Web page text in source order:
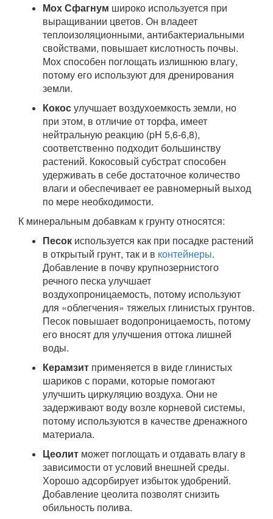
Мох Сфагнум широко используется при
выращивании цветов. Он владеет
теплоизоляционными, антибактериальными
свойствами, повышает кислотность почвы.
Мох способен поглощать излишнюю влагу,
потому его используют для дренирования
земли.
Кокосулучшает воздухоемкость земли, но
при этом, в отличие от торфа, имеет
нейтральную реакцию (pH 5,6-6,8),
соответственно подходит большинству
растений. Кокосовый субстрат способен
удерживать в себе достаточное количество
влаги и обеспечивает ее равномерный выход
по мере необходимости.
К минеральным добавкам к грунту относятся:
Песок используется как при посадке растений
в открытый грунт, так и в контейнеры.
Добавление в почву крупнозернистого
речного песка улучшает
воздухопроницаемость, потому используют
для «облегчения» тяжелых глинистых грунтов.
Песок повышает водопроницаемость, потому
его вносят для улучшения оттока лишней
воды.
Керамзит применяется в виде глинистых
шариков с порами, которые помогают
улучшить циркуляцию воздуха. Они не
задерживают воду возле корневой системы,
потому используются в качестве дренажного
материала.
Цеолит может поглощать и отдавать влагу в
зависимости от условий внешней среды.
Хорошо адсорбирует избыток удобрений.
Добавление цеолита позволят снизить
обильность полива.